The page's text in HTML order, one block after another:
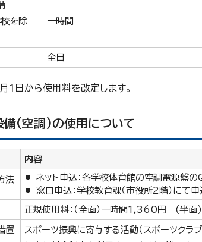
を除
一時間
全日
1日から使用料を改定します。
備(空調)の使用について
内容
法
ネット申込：各学校体育館の空調電源盤
窓口申込：学校教育課（市役所2階）にて申
正規使用料：（全面）一時間1,360円 (半
置
スポーツ振興に寄与する活動（スポーツクラ